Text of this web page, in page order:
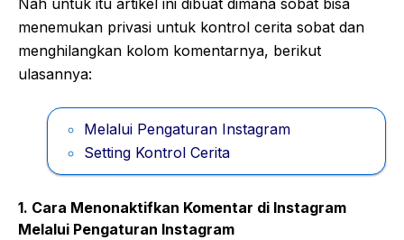
Nah untuk itu artikel ini dibuat dimana sobat bisa
menemukan privasi untuk kontrol cerita sobat dan
menghilangkan kolom komentarnya, berikut
ulasannya:
Melalui Pengaturan Instagram
Setting Kontrol Cerita
1. Cara Menonaktifkan Komentar di Instagram
Melalui Pengaturan Instagram